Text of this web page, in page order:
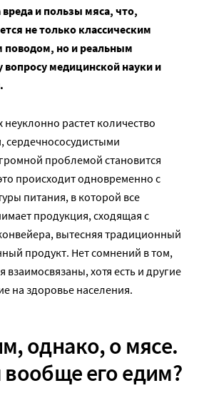
и пользы мяса, что,
не только классическим
но и реальным
вопросу медицинской науки и
неуклонно растет количество
сердечнососудистыми
проблемой становится
происходит одновременно с
питания, в которой все
продукция, сходящая с
вытесняя традиционный
продукт. Нет сомнений в том,
взаимосвязаны, хотя есть и другие
на здоровье населения.
однако, о мясе.
его едим?